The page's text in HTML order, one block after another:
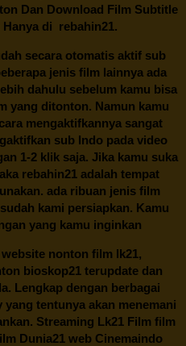
Dan Download Film Subtitle
di rebahin21.
secara otomatis aktif sub
jenis film lainnya ada
dahulu sebelum kamu bisa
yang ditonton. Namun kamu
mengaktifkannya sangat
sub Indo pada video
1-2 klik saja. Jika kamu suka
rebahin21 adalah tempat
ada ribuan jenis film
kami persiapkan. Kamu
yang kamu inginkan
nonton film lk21,
bioskop21 terupdate dan
Lengkap dengan berbagai
tentunya akan menemani
Streaming Lk21 Film film
Dunia21 web Cinemaindo